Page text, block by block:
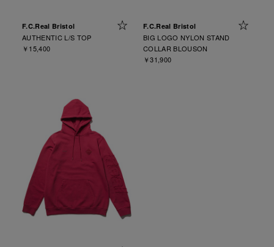
F.C.Real Bristol
AUTHENTIC L/S TOP
￥15,400
F.C.Real Bristol
BIG LOGO NYLON STAND
COLLAR BLOUSON
￥31,900